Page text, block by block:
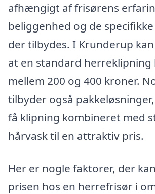
afhængigt af frisørens
beliggenhed og de
der tilbydes. I Krunderup
at en standard herreklipning
mellem 200 og 400 kroner.
tilbyder også
få klipning kombineret med
hårvask til en attraktiv pris.
Her er nogle faktorer, der
prisen hos en herrefrisør i